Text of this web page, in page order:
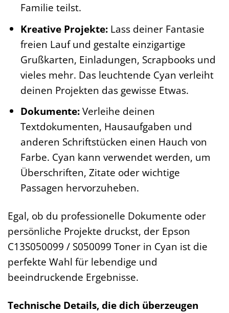
Familie teilst.
Kreative Projekte:Lass deiner Fantasie
freien Lauf und gestalte einzigartige
Grußkarten, Einladungen, Scrapbooks und
vieles mehr. Das leuchtende Cyan verleiht
deinen Projekten das gewisse Etwas.
Dokumente:Verleihe deinen
Textdokumenten, Hausaufgaben und
anderen Schriftstücken einen Hauch von
Farbe. Cyan kann verwendet werden, um
Überschriften, Zitate oder wichtige
Passagen hervorzuheben.
Egal, ob du professionelle Dokumente oder
persönliche Projekte druckst, der Epson
C13S050099 / S050099 Toner in Cyan ist die
perfekte Wahl für lebendige und
beeindruckende Ergebnisse.
Technische Details, die dich überzeugen